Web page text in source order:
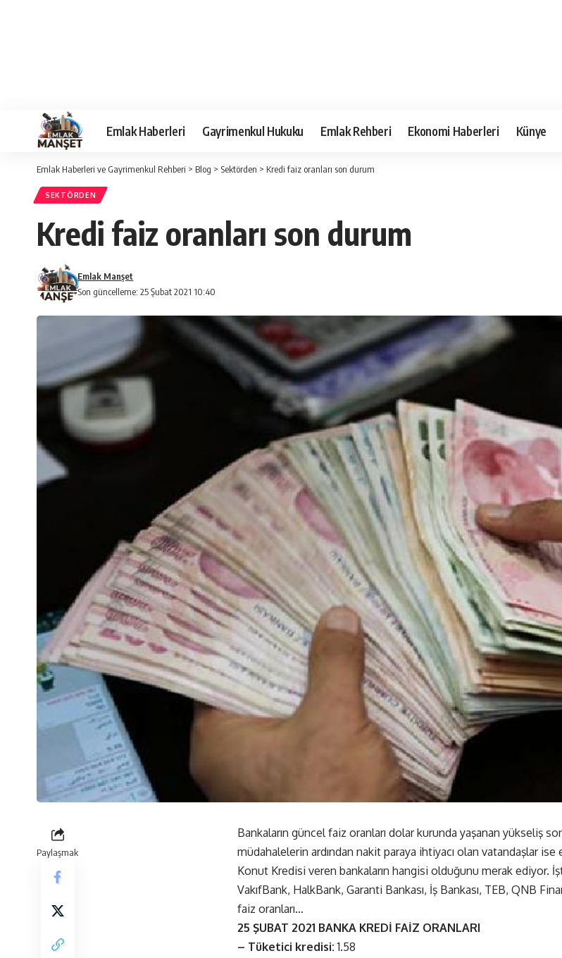
Emlak Haberleri Gayrimenkul Hukuku Emlak Rehberi Ekonomi Haberleri Künye
Emlak Haberleri ve Gayrimenkul Rehberi > Blog > Sektörden > Kredi faiz oranları son durum
SEKTÖRDEN
Kredi faiz oranları son durum
Son güncelleme: 25 Şubat 2021 10:40
Emlak Manşet
Paylaşmak
Bankaların güncel faiz oranları dolar kurunda yaşanan yükseliş
müdahalelerin ardından nakit paraya ihtiyacı olan vatandaşlar ise
Konut Kredisi veren bankaların hangisi olduğunu merak ediyor.
VakıfBank, HalkBank, Garanti Bankası, İş Bankası, TEB, QNB
faiz oranları…
25 ŞUBAT 2021 BANKA KREDİ FAİZ ORANLARI
– Tüketici kredisi: 1.58